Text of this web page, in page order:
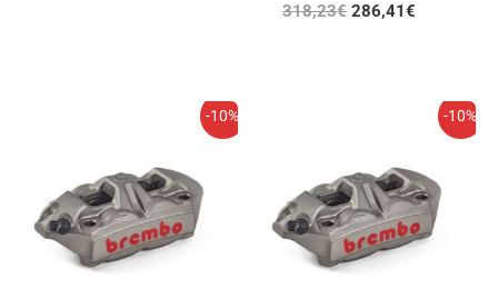
318,23€ 286,41€
-10%
era:
318,23€.
precio
es:
286,41€.
-10%
era:
318,23€.
precio
es:
286,41€.